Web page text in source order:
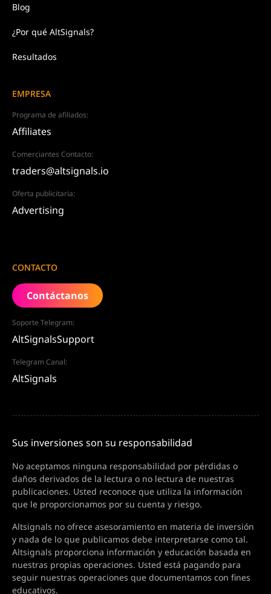
Blog
¿Por qué AltSignals?
Resultados
EMPRESA
Programa de afiliados:
Affiliates
Comerciantes Contacto:
traders@altsignals.io
Oferta publicitaria:
Advertising
CONTACTO
Contáctanos
Soporte Telegram:
AltSignalsSupport
Telegram Canal:
AltSignals
Sus inversiones son su responsabilidad
No aceptamos ninguna responsabilidad por pérdidas o
daños derivados de la lectura o no lectura de nuestras
publicaciones. Usted reconoce que utiliza la información
que le proporcionamos por su cuenta y riesgo.
Altsignals no ofrece asesoramiento en materia de inversión
y nada de lo que publicamos debe interpretarse como tal.
Altsignals proporciona información y educación basada en
nuestras propias operaciones. Usted está pagando para
seguir nuestras operaciones que documentamos con fines
educativos.